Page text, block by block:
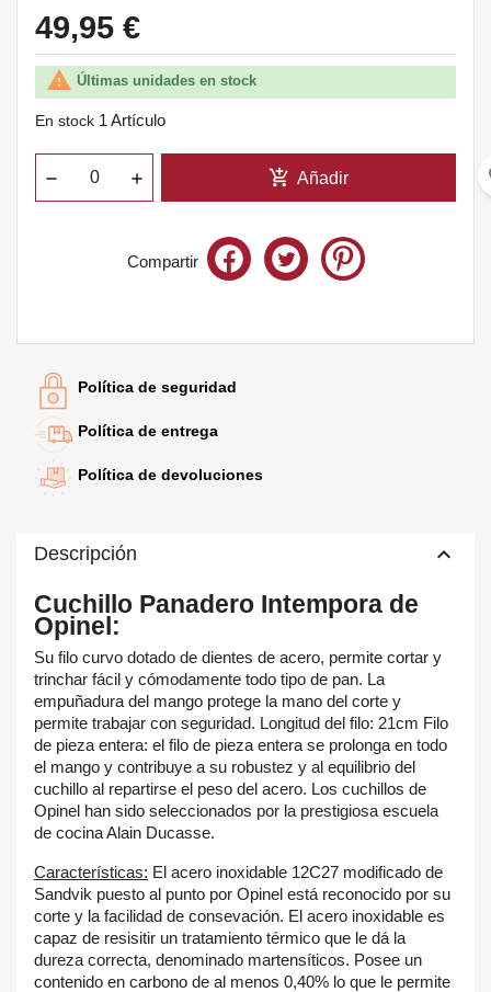
Añadir a la lista de deseos
add_circle_outline Create new list
Crear lista de deseos
Cancelar Crear lista de deseos
Iniciar sesión
Debe iniciar sesión para guardar productos en su lista de
deseos.
Cancelar Iniciar sesión
49,95 €
 Últimas unidades en stock
En stock 1 Artículo
add_shopping_cart Añadir
Compartir
Política de seguridad
Política de entrega
Política de devoluciones
Descripción keyboard_arrow_up
Cuchillo Panadero Intempora de
Opinel:
Su filo curvo dotado de dientes de acero, permite cortar y
trinchar fácil y cómodamente todo tipo de pan. La
empuñadura del mango protege la mano del corte y
permite trabajar con seguridad. Longitud del filo: 21cm Filo
de pieza entera: el filo de pieza entera se prolonga en todo
el mango y contribuye a su robustez y al equilibrio del
cuchillo al repartirse el peso del acero. Los cuchillos de
Opinel han sido seleccionados por la prestigiosa escuela
de cocina Alain Ducasse.
Características: El acero inoxidable 12C27 modificado de
Sandvik puesto al punto por Opinel está reconocido por su
corte y la facilidad de consevación. El acero inoxidable es
capaz de resisitir un tratamiento térmico que le dá la
dureza correcta, denominado martensíticos. Posee un
contenido en carbono de al menos 0,40% lo que le permite